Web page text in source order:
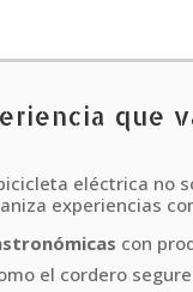
que
eléctrica no
experiencias
con
el cordero